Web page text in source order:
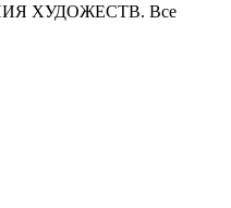
ХУДОЖЕСТВ. Все